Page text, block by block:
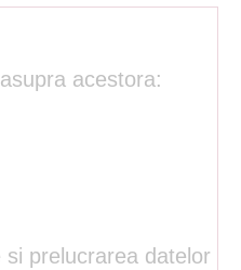
acestora:
prelucrarea datelor